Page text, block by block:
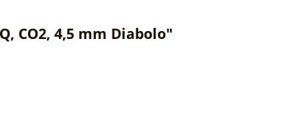
CO2, 4,5 mm Diabolo"